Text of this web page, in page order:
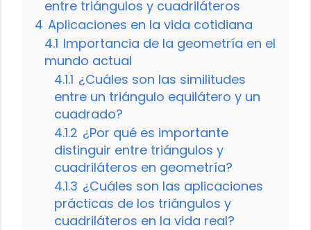
entre triángulos y cuadriláteros
4 Aplicaciones en la vida cotidiana
4.1 Importancia de la geometría en el
mundo actual
4.1.1 ¿Cuáles son las similitudes
entre un triángulo equilátero y un
cuadrado?
4.1.2 ¿Por qué es importante
distinguir entre triángulos y
cuadriláteros en geometría?
4.1.3 ¿Cuáles son las aplicaciones
prácticas de los triángulos y
cuadriláteros en la vida real?